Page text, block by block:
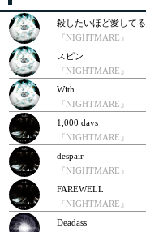
殺したいほど愛してる
『NIGHTMARE』
スピン
『NIGHTMARE』
With
『NIGHTMARE』
1,000 days
『NIGHTMARE』
despair
『NIGHTMARE』
FAREWELL
『NIGHTMARE』
Deadass